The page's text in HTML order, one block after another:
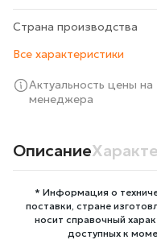
Страна производства
Все характеристики
Актуальность цены
менеджера
Описание
* Информация о
поставки, стране
носит справочный
доступных к